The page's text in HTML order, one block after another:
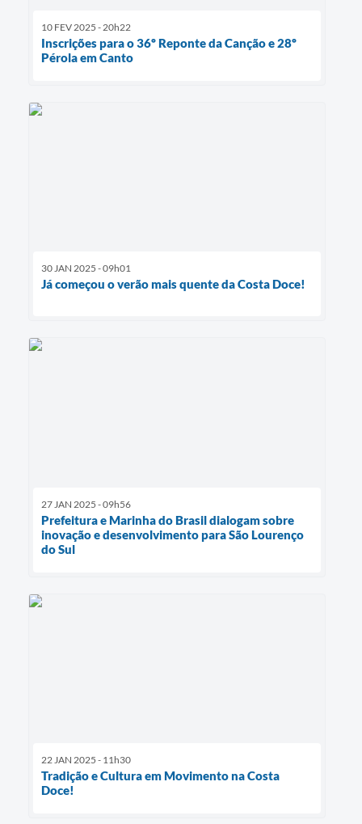
10 FEV 2025 - 20h22
Inscrições para o 36º Reponte da Canção e 28º
Pérola em Canto
30 JAN 2025 - 09h01
Já começou o verão mais quente da Costa Doce!
27 JAN 2025 - 09h56
Prefeitura e Marinha do Brasil dialogam sobre
inovação e desenvolvimento para São Lourenço
do Sul
22 JAN 2025 - 11h30
Tradição e Cultura em Movimento na Costa
Doce!